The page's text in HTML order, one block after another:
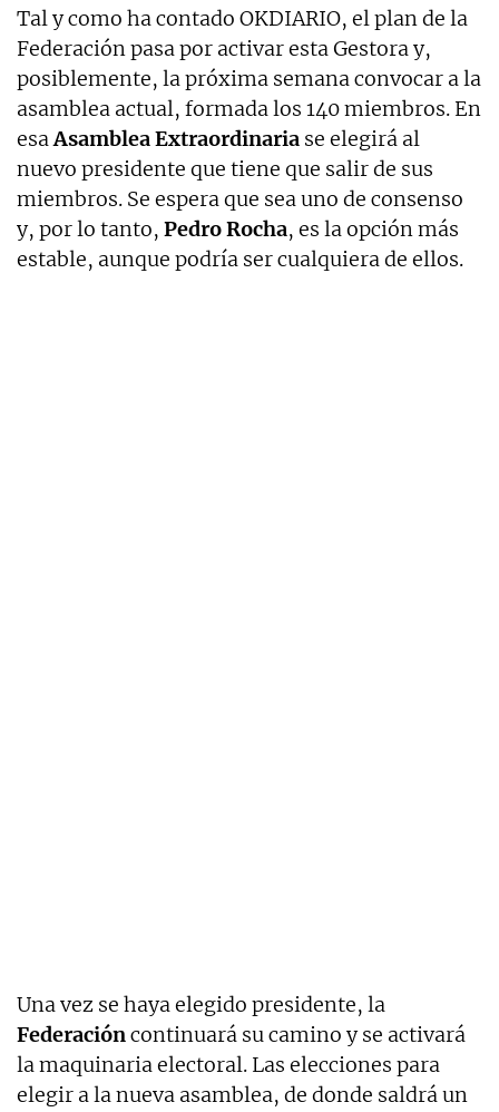
Tal y como ha contado OKDIARIO, el plan de la
Federación pasa por activar esta Gestora y,
posiblemente, la próxima semana convocar a la
asamblea actual, formada los 140 miembros. En
esaAsamblea Extraordinaria se elegirá al
nuevo presidente que tiene que salir de sus
miembros. Se espera que sea uno de consenso
y, por lo tanto, Pedro Rocha, es la opción más
estable, aunque podría ser cualquiera de ellos.
Una vez se haya elegido presidente, la
Federacióncontinuará su camino y se activará
la maquinaria electoral. Las elecciones para
elegir a la nueva asamblea, de donde saldrá un